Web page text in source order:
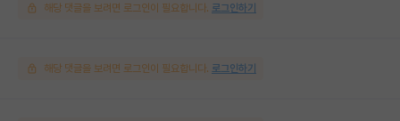
해당 댓글을 보려면 로그인이 필요합니다. 로그인하기
해당 댓글을 보려면 로그인이 필요합니다. 로그인하기